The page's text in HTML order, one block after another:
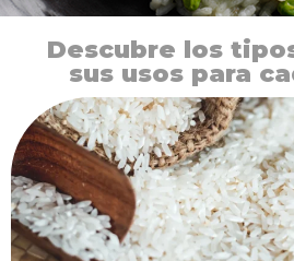
Descubre los
sus usos para